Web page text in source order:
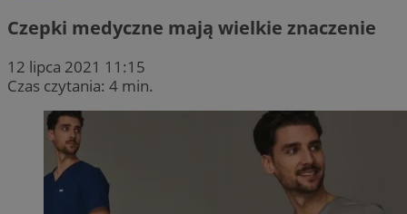
Czepki medyczne mają wielkie znaczenie
12 lipca 2021 11:15
Czas czytania: 4 min.